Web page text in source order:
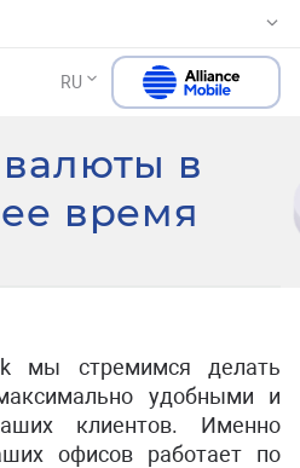
RU
в
время
мы стремимся делать
удобными и
клиентов. Именно
офисов работает по